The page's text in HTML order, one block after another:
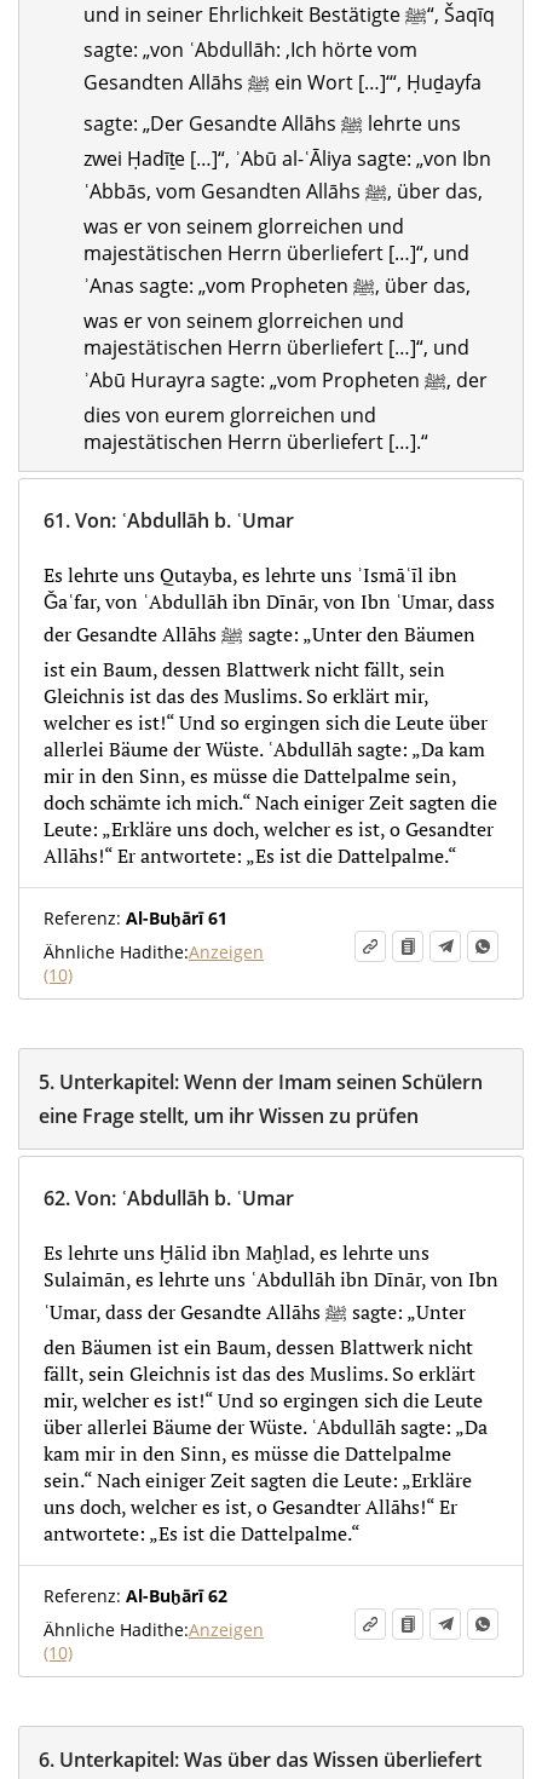
und in seiner Ehrlichkeit Bestätigte ﷺ“, Šaqīq
sagte: „von ʿAbdullāh: ‚Ich hörte vom
Gesandten Allāhs ﷺ ein Wort […]‘“, Ḥuḏayfa
sagte: „Der Gesandte Allāhs ﷺ lehrte uns
zwei Ḥadīṯe […]“, ʾAbū al-ʿĀliya sagte: „von Ibn
ʿAbbās, vom Gesandten Allāhs ﷺ, über das,
was er von seinem glorreichen und
majestätischen Herrn überliefert […]“, und
ʾAnas sagte: „vom Propheten ﷺ, über das,
was er von seinem glorreichen und
majestätischen Herrn überliefert […]“, und
ʾAbū Hurayra sagte: „vom Propheten ﷺ, der
dies von eurem glorreichen und
majestätischen Herrn überliefert […].“
61.Von: ʿAbdullāh b. ʿUmar
Es lehrte uns Qutayba, es lehrte uns ʾIsmāʿīl ibn
Ǧaʿfar, von ʿAbdullāh ibn Dīnār, von Ibn ʿUmar, dass
der Gesandte Allāhs ﷺ sagte: „Unter den Bäumen
ist ein Baum, dessen Blattwerk nicht fällt, sein
Gleichnis ist das des Muslims. So erklärt mir,
welcher es ist!“ Und so ergingen sich die Leute über
allerlei Bäume der Wüste. ʿAbdullāh sagte: „Da kam
mir in den Sinn, es müsse die Dattelpalme sein,
doch schämte ich mich.“ Nach einiger Zeit sagten die
Leute: „Erkläre uns doch, welcher es ist, o Gesandter
Allāhs!“ Er antwortete: „Es ist die Dattelpalme.“
Referenz: Al-Buḫārī 61
Ähnliche Hadithe:Anzeigen
(10)
5. Unterkapitel:Wenn der Imam seinen Schülern
eine Frage stellt, um ihr Wissen zu prüfen
62.Von: ʿAbdullāh b. ʿUmar
Es lehrte uns Ḫālid ibn Maḫlad, es lehrte uns
Sulaimān, es lehrte uns ʿAbdullāh ibn Dīnār, von Ibn
ʿUmar, dass der Gesandte Allāhs ﷺ sagte: „Unter
den Bäumen ist ein Baum, dessen Blattwerk nicht
fällt, sein Gleichnis ist das des Muslims. So erklärt
mir, welcher es ist!“ Und so ergingen sich die Leute
über allerlei Bäume der Wüste. ʿAbdullāh sagte: „Da
kam mir in den Sinn, es müsse die Dattelpalme
sein.“ Nach einiger Zeit sagten die Leute: „Erkläre
uns doch, welcher es ist, o Gesandter Allāhs!“ Er
antwortete: „Es ist die Dattelpalme.“
Referenz: Al-Buḫārī 62
Ähnliche Hadithe:Anzeigen
(10)
6. Unterkapitel:Was über das Wissen überliefert